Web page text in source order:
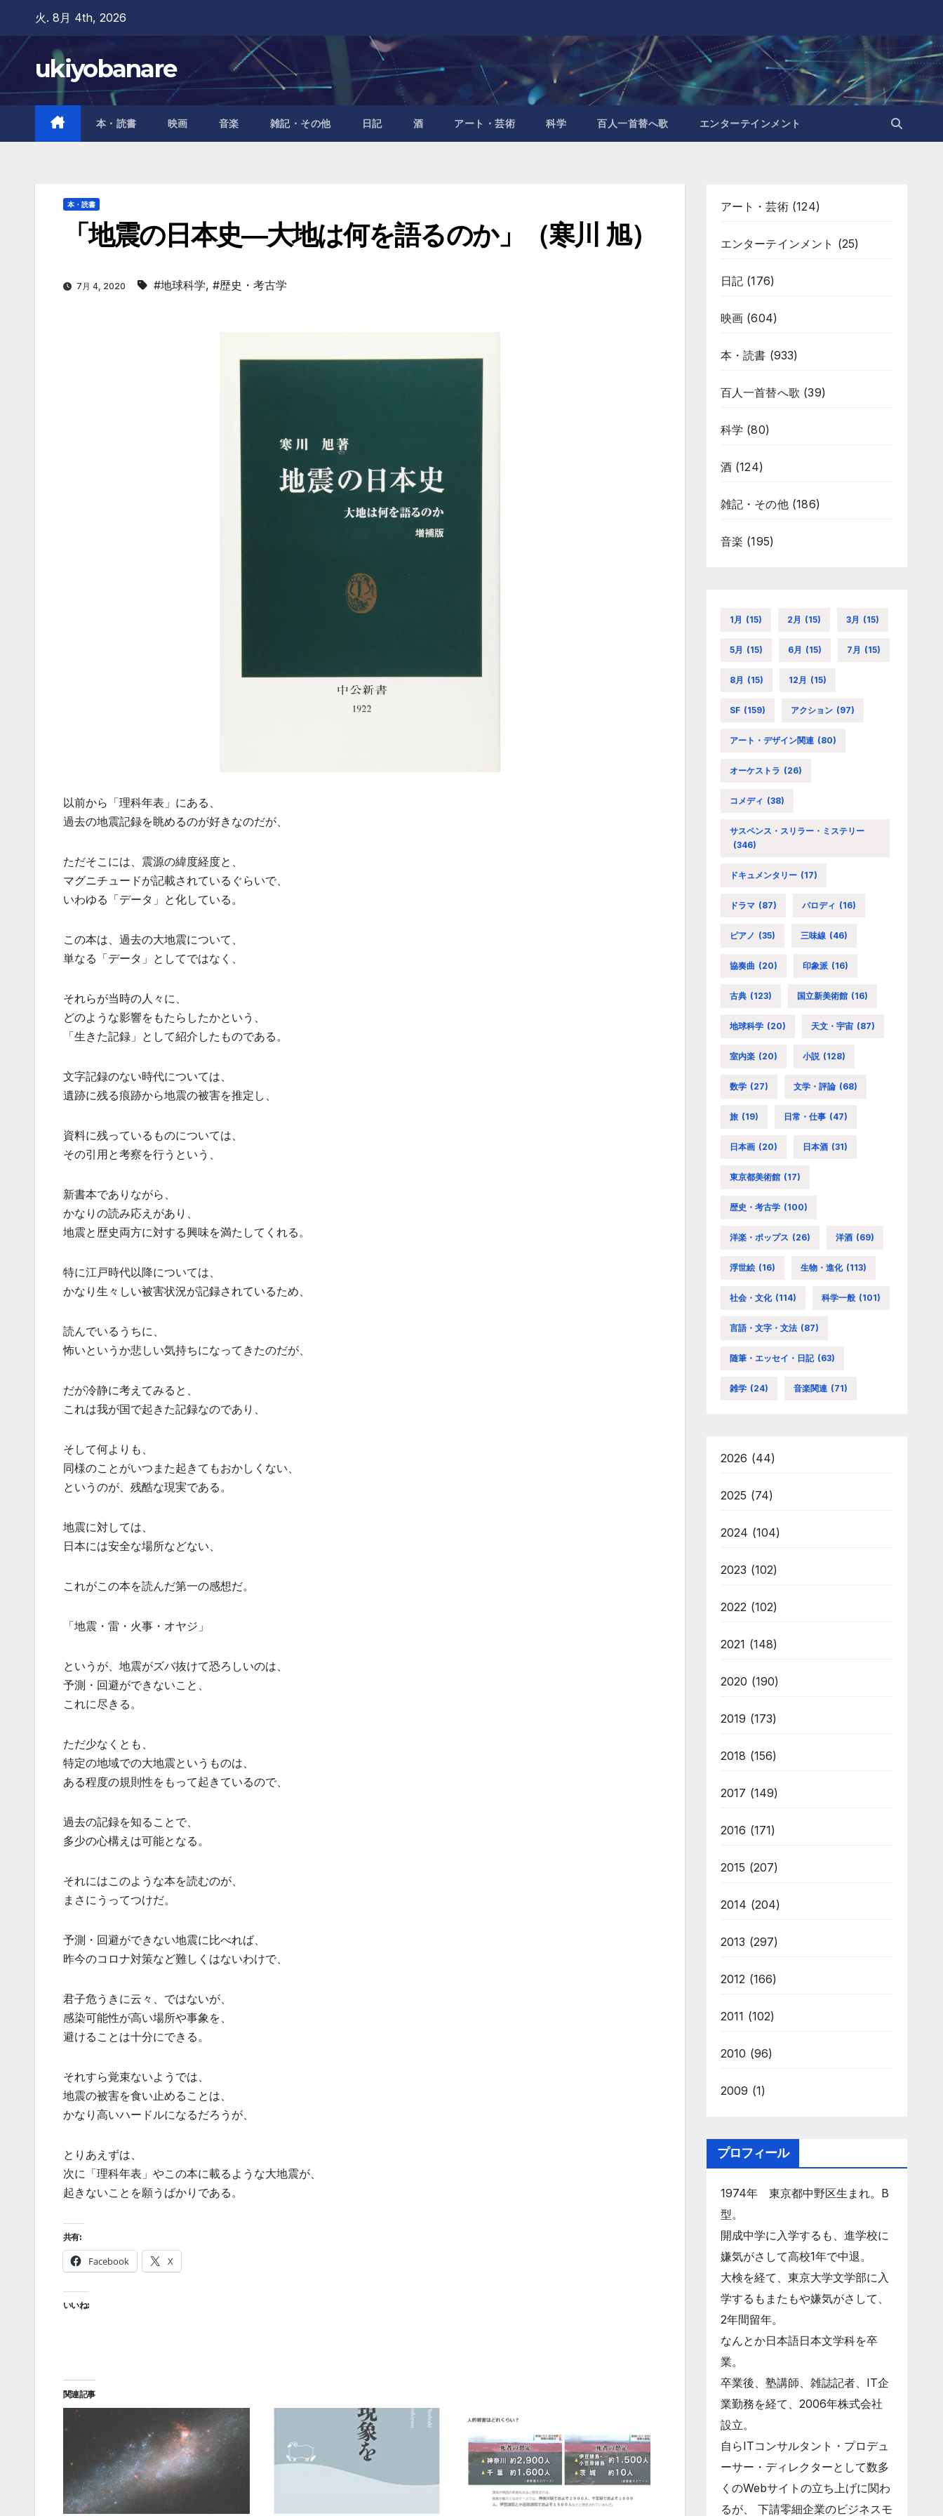
content
火. 8月 4th, 2026
ukiyobanare
本・読書 映画 音楽 雑記・その他 日記 酒 アート・芸術 科学 百人一首替へ歌 エンターテインメント
本・読書
「地震の日本史―大地は何を語るのか」（寒川 旭）
7月 4, 2020 #地球科学, #歴史・考古学
以前から「理科年表」にある、
過去の地震記録を眺めるのが好きなのだが、
ただそこには、震源の緯度経度と、
マグニチュードが記載されているぐらいで、
いわゆる「データ」と化している。
この本は、過去の大地震について、
単なる「データ」としてではなく、
それらが当時の人々に、
どのような影響をもたらしたかという、
「生きた記録」として紹介したものである。
文字記録のない時代については、
遺跡に残る痕跡から地震の被害を推定し、
資料に残っているものについては、
その引用と考察を行うという、
新書本でありながら、
かなりの読み応えがあり、
地震と歴史両方に対する興味を満たしてくれる。
特に江戸時代以降については、
かなり生々しい被害状況が記録されているため、
読んでいるうちに、
怖いというか悲しい気持ちになってきたのだが、
だが冷静に考えてみると、
これは我が国で起きた記録なのであり、
そして何よりも、
同様のことがいつまた起きてもおかしくない、
というのが、残酷な現実である。
地震に対しては、
日本には安全な場所などない、
これがこの本を読んだ第一の感想だ。
「地震・雷・火事・オヤジ」
というが、地震がズバ抜けて恐ろしいのは、
予測・回避ができないこと、
これに尽きる。
ただ少なくとも、
特定の地域での大地震というものは、
ある程度の規則性をもって起きているので、
過去の記録を知ることで、
多少の心構えは可能となる。
それにはこのような本を読むのが、
まさにうってつけだ。
予測・回避ができない地震に比べれば、
昨今のコロナ対策など難しくはないわけで、
君子危うきに云々、ではないが、
感染可能性が高い場所や事象を、
避けることは十分にできる。
それすら覚束ないようでは、
地震の被害を食い止めることは、
かなり高いハードルになるだろうが、
とりあえずは、
次に「理科年表」やこの本に載るような大地震が、
起きないことを願うばかりである。
共有:
Facebook X
いいね:
関連記事
アート・芸術(124)
エンターテインメント (25)
日記(176)
映画(604)
本・読書 (933)
百人一首替へ歌 (39)
科学 (80)
酒(124)
雑記・その他(186)
音楽 (195)
1月 (15) 2月 (15) 3月 (15)
5月 (15) 6月 (15) 7月 (15)
8月 (15) 12月 (15)
SF (159) アクション (97)
アート・デザイン関連 (80)
オーケストラ (26)
コメディ (38)
サスペンス・スリラー・ミステリー
(346)
ドキュメンタリー (17)
ドラマ (87) パロディ (16)
ピアノ (35) 三味線 (46)
協奏曲 (20) 印象派 (16)
古典 (123) 国立新美術館 (16)
地球科学 (20) 天文・宇宙 (87)
室内楽 (20) 小説 (128)
数学 (27) 文学・評論 (68)
旅 (19) 日常・仕事 (47)
日本画 (20) 日本酒 (31)
東京都美術館 (17)
歴史・考古学 (100)
洋楽・ポップス (26) 洋酒 (69)
浮世絵 (16) 生物・進化 (113)
社会・文化 (114) 科学一般 (101)
言語・文字・文法 (87)
随筆・エッセイ・日記 (63)
雑学 (24) 音楽関連 (71)
2026 (44)
2025 (74)
2024 (104)
2023 (102)
2022 (102)
2021 (148)
2020 (190)
2019 (173)
2018 (156)
2017 (149)
2016 (171)
2015 (207)
2014 (204)
2013 (297)
2012 (166)
2011 (102)
2010 (96)
2009 (1)
プロフィール
1974年 東京都中野区生まれ。B
型。
開成中学に入学するも、進学校に
嫌気がさして高校1年で中退。
大検を経て、東京大学文学部に入
学するもまたもや嫌気がさして、
2年間留年。
なんとか日本語日本文学科を卒
業。
卒業後、塾講師、雑誌記者、IT企
業勤務を経て、2006年株式会社
設立。
自らITコンサルタント・プロデュ
ーサー・ディレクターとして数多
くのWebサイトの立ち上げに関わ
るが、 下請零細企業のビジネスモ